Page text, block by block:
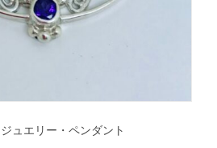
ュエリー・ペンダント